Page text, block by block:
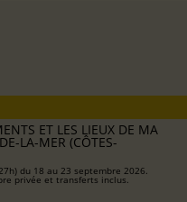
ET LES LIEUX DE MA
LA-MER (CÔTES-
du 18 au 23 septembre 2026.
privée et transferts inclus.